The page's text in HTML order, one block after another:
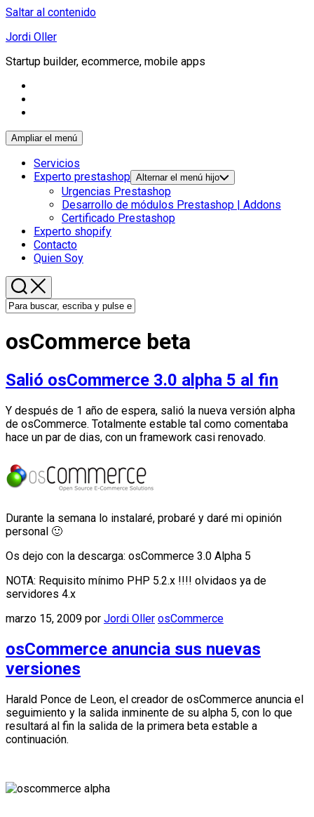
Saltar al contenido
Jordi Oller
Startup builder, ecommerce, mobile apps
Ampliar el menú
Servicios
Experto prestashop Alternar el menú hijo
Urgencias Prestashop
Desarrollo de módulos Prestashop | Addons
Certificado Prestashop
Experto shopify
Contacto
Quien Soy
osCommerce beta
Salió osCommerce 3.0 alpha 5 al fin
Y después de 1 año de espera, salió la nueva versión alpha
de osCommerce. Totalmente estable tal como comentaba
hace un par de dias, con un framework casi renovado.
Durante la semana lo instalaré, probaré y daré mi opinión
personal 🙂
Os dejo con la descarga: osCommerce 3.0 Alpha 5
NOTA: Requisito mínimo PHP 5.2.x !!!! olvidaos ya de
servidores 4.x
marzo 15, 2009 por Jordi Oller osCommerce
osCommerce anuncia sus nuevas
versiones
Harald Ponce de Leon, el creador de osCommerce anuncia el
seguimiento y la salida inminente de su alpha 5, con lo que
resultará al fin la salida de la primera beta estable a
continuación.